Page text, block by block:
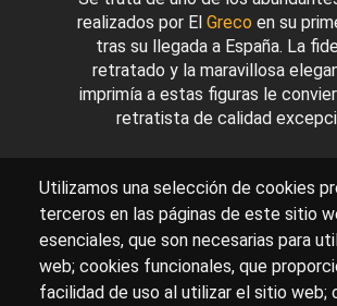
realizados por El Greco en su
tras su llegada a España. La
retratado y la maravillosa
imprimía a estas figuras le
retratista de calidad
Sobre artehistoria.com
Para ponerte en contacto con nosotros,
Utilizamos una selección de cookies
terceros en las páginas de este sitio
esenciales, que son necesarias para
web; cookies funcionales, que
facilidad de uso al utilizar el sitio web;